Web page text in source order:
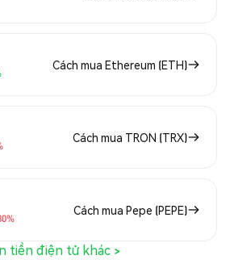
Cách mua Ethereum (ETH)
Cách mua TRON (TRX)
Cách mua Pepe (PEPE)
tiền điện tử khác >